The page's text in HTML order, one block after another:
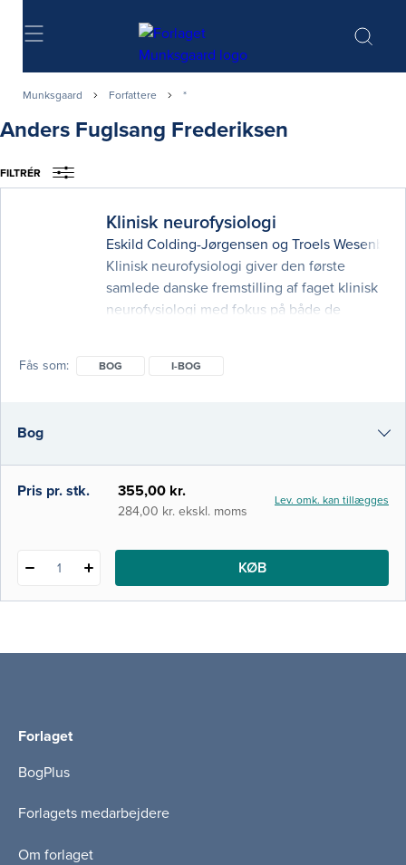
Søg
Munksgaard Forfattere *
Anders Fuglsang Frederiksen
FILTRÉR
Klinisk neurofysiologi
Eskild Colding-Jørgensen og Troels
Klinisk neurofysiologi giver den første
samlede danske fremstilling af faget klinisk
neurofysiologi med fokus på både de
flere klinisk-neurofysiologiske
for neurofysiologiens mange muligheder, og
dermed et behov for bogen.
Fås som BOG I-BOG
Bog
i-bog
Pris pr. stk. 355,00 kr.
284,00 kr. ekskl. moms
Lev. omk. kan tillægges
1 KØB
Forlaget
BogPlus
Forlagets medarbejdere
Om forlaget